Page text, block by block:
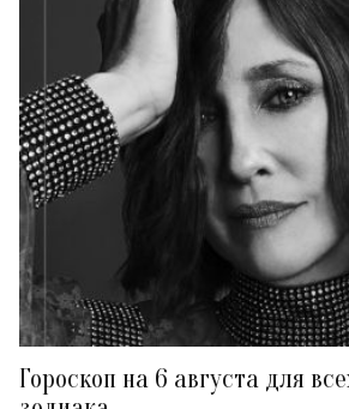
Гороскоп на 6 августа для